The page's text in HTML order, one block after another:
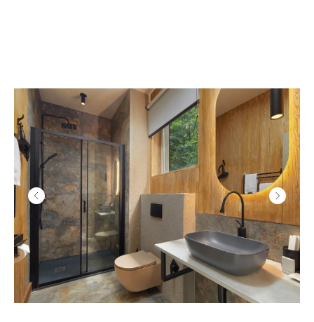
Адрес в навигаторе:
Berta Village, Истринский
район
КОНТАКТЫ
Акции
Детям
Служба проката
Командный спорт
Развлечения
АКТИВНЫЙ ОТДЫХ
Падел-теннис